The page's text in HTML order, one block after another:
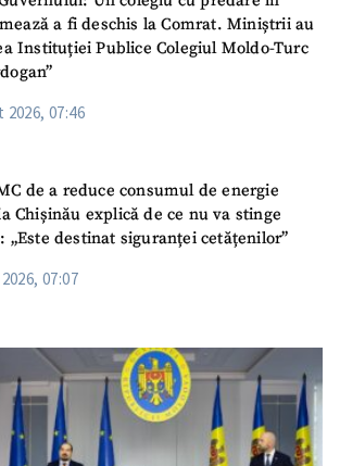
a fi deschis la Comrat. Miniștrii au
Instituției Publice Colegiul Moldo-Turc
2026, 07:46
de a reduce consumul de energie
Chișinău explică de ce nu va stinge
destinat siguranței cetățenilor”
07:07